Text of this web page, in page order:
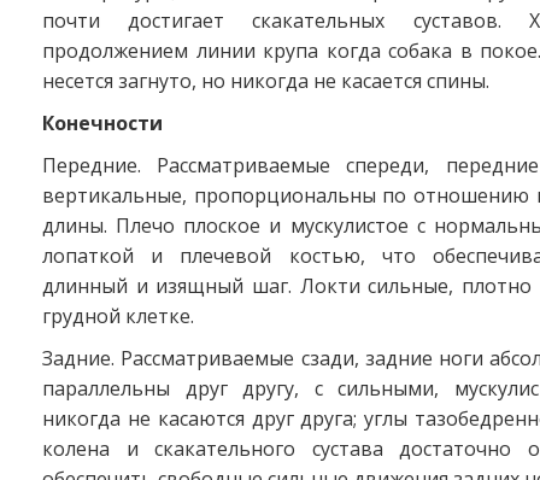
почти достигает скакательных суставов.
продолжением линии крупа когда собака в
несется загнуто, но никогда не касается спины.
Конечности
Передние. Рассматриваемые спереди,
вертикальные, пропорциональны по отношению
длины. Плечо плоское и мускулистое с
лопаткой и плечевой костью, что
длинный и изящный шаг. Локти сильные,
грудной клетке.
Задние. Рассматриваемые сзади, задние ноги
параллельны друг другу, с сильными,
никогда не касаются друг друга; углы
колена и скакательного сустава достаточно